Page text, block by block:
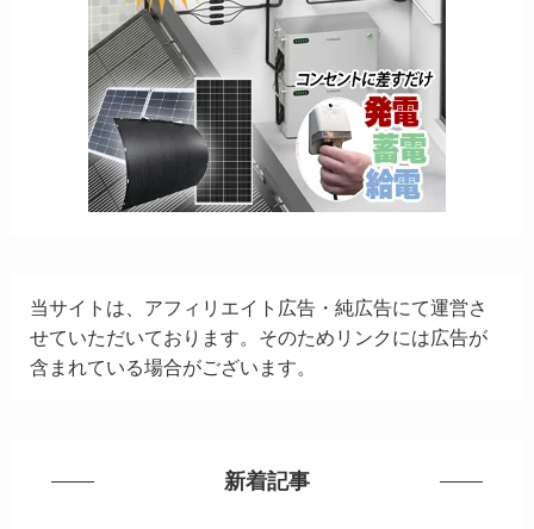
当サイトは、アフィリエイト広告・純広告にて運営さ
せていただいております。そのためリンクには広告が
含まれている場合がございます。
新着記事